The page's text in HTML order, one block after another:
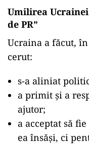
Umilirea
de PR”
Ucraina a făcut,
cerut:
s-a aliniat
a primit și a
ajutor;
a acceptat să
ea însăși, ci